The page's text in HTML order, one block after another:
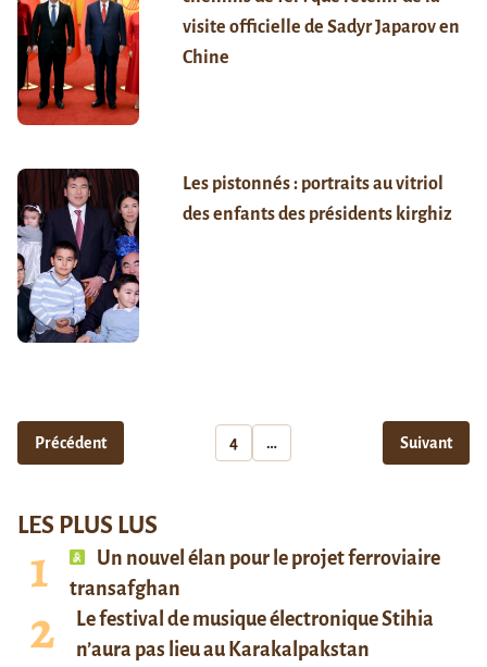
visite officielle de Sadyr Japarov en
Chine
Les pistonnés : portraits au vitriol
des enfants des présidents kirghiz
Précédent 4 … Suivant
LES PLUS LUS
Un nouvel élan pour le projet ferroviaire
transafghan
Le festival de musique électronique Stihia
n’aura pas lieu au Karakalpakstan